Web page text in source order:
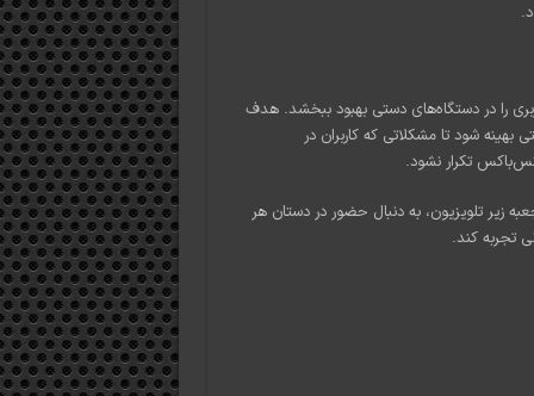
را در دستگاه‌های دستی بهبود ببخشد. هدف
شود تا مشکلاتی که کاربران در
زیر تلویزیون، به دنبال حضور در دستان هر
تجربه کند.